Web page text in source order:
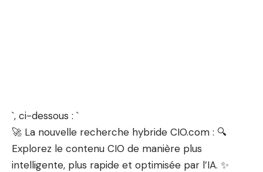
`, ci-dessous : `
🚀 La nouvelle recherche hybride CIO.com : 🔍
Explorez le contenu CIO de manière plus
intelligente, plus rapide et optimisée par l’IA. ✨